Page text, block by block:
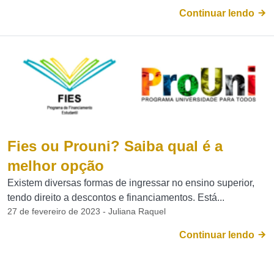
Continuar lendo
Fies ou Prouni? Saiba qual é a
melhor opção
Existem diversas formas de ingressar no ensino superior,
tendo direito a descontos e financiamentos. Está...
27 de fevereiro de 2023 - Juliana Raquel
Continuar lendo